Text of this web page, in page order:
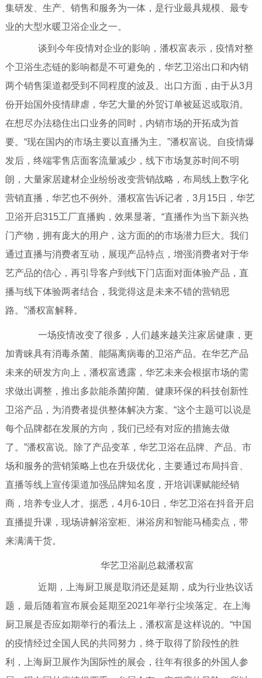
集研发、生产、销售和服务为一体，是行业最具规模、最专
业的大型水暖卫浴企业之一。
谈到今年疫情对企业的影响，潘权富表示，疫情对整
个卫浴生态链的影响都是不可避免的，华艺卫浴出口和内销
两个销售渠道都受到不同程度的波及。出口方面，由于从3月
份开始国外疫情肆虐，华艺大量的外贸订单被延迟或取消。
在想尽办法稳住出口业务的同时，内销市场的开拓成为首
要。“现在国内的市场主要以直播为主。”潘权富说。自疫情爆
发后，终端零售店面客流量减少，线下市场复苏时间不明
朗，大量家居建材企业纷纷改变营销战略，布局线上数字化
营销直播，华艺也不例外。潘权富告诉记者，3月15日，华艺
卫浴开启315工厂直播购，效果显著。“直播作为当下新兴热
门产物，拥有庞大的用户，这方面的的市场潜力巨大。我们
通过直播与消费者互动，展现产品特点，增强消费者对于华
艺产品的信心，再引导客户到线下门店面对面体验产品，直
播与线下体验两者结合，我觉得这是未来不错的营销思
路。”潘权富解释。
一场疫情改变了很多，人们越来越关注家居健康，更
加青睐具有消毒杀菌、能隔离病毒的卫浴产品。在华艺产品
未来的研发方向上，潘权富透露，华艺未来会根据市场的需
求做出调整，推出多款能杀菌抑菌、健康环保的科技创新性
卫浴产品，为消费者提供整体解决方案。“这个主题可以说是
每个品牌都在发展的方向，我们已经有对应的措施去做
了。”潘权富说。除了产品变革，华艺卫浴在品牌、产品、市
场和服务的营销策略上也在升级优化，主要通过布局抖音、
直播等线上宣传渠道加强品牌知名度，开培训课赋能经销
商，培养专业人才。据悉，4月6-10日，华艺卫浴在抖音开启
直播提升课，现场讲解浴室柜、淋浴房和智能马桶卖点，带
来满满干货。
华艺卫浴副总裁潘权富
近期，上海厨卫展是取消还是延期，成为行业热议话
题，最后随着宣布展会延期至2021年举行尘埃落定。在上海
厨卫展是否应如期举行的看法上，潘权富是这样说的。“中国
的疫情经过全国人民的共同努力，终于取得了阶段性的胜
利，上海厨卫展作为国际性的展会，往年有很多的外国人参